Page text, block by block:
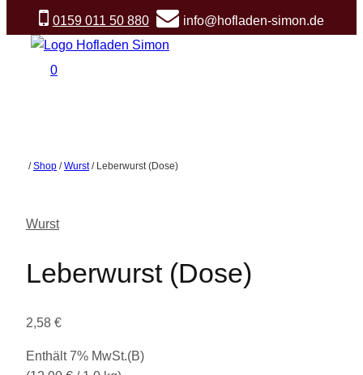
springen
0159 011 50 880 info@hofladen-simon.de
0
/ Shop / Wurst / Leberwurst (Dose)
Wurst
Leberwurst (Dose)
2,58 €
Enthält 7% MwSt.(B)